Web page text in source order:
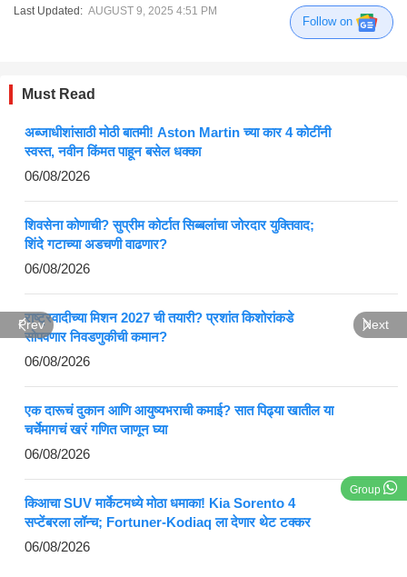
Group
Last Updated: AUGUST 9, 2025 4:51 PM
Follow on
Prev Next
Must Read
अब्जाधीशांसाठी मोठी बातमी! Aston Martin च्या कार 4 कोटींनी
स्वस्त, नवीन किंमत पाहून बसेल धक्का
06/08/2026
शिवसेना कोणाची? सुप्रीम कोर्टात सिब्बलांचा जोरदार युक्तिवाद;
शिंदे गटाच्या अडचणी वाढणार?
06/08/2026
राष्ट्रवादीच्या मिशन 2027 ची तयारी? प्रशांत किशोरांकडे
सोपवणार निवडणुकीची कमान?
06/08/2026
एक दारूचं दुकान आणि आयुष्यभराची कमाई? सात पिढ्या खातील या
चर्चेमागचं खरं गणित जाणून घ्या
06/08/2026
किआचा SUV मार्केटमध्ये मोठा धमाका! Kia Sorento 4
सप्टेंबरला लॉन्च; Fortuner-Kodiaq ला देणार थेट टक्कर
06/08/2026